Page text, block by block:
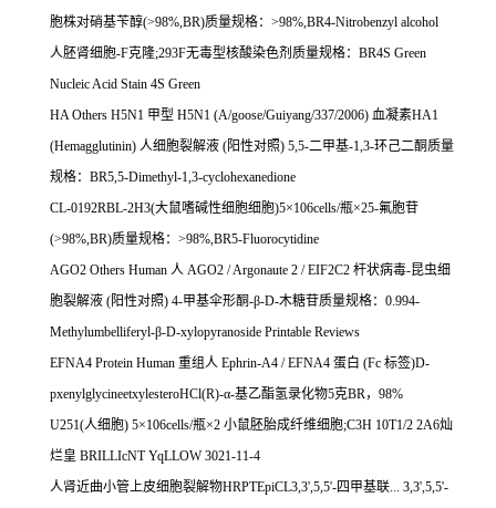
胞株对硝基苄醇(>98%,BR)质量规格： >98%,BR4-Nitrobenzyl alcohol
人胚肾细胞-F克隆;293F无毒型核酸染色剂质量规格： BR4S Green
Nucleic Acid Stain 4S Green
HA Others H5N1 甲型 H5N1 (A/goose/Guiyang/337/2006) 血凝素HA1
(Hemagglutinin) 人细胞裂解液 (阳性对照) 5,5-二甲基-1,3-环己二酮质量
规格： BR5,5-Dimethyl-1,3-cyclohexanedione
CL-0192RBL-2H3(大鼠嗜碱性细胞细胞)5×106cells/瓶×25-氟胞苷
(>98%,BR)质量规格： >98%,BR5-Fluorocytidine
AGO2 Others Human 人 AGO2 / Argonaute 2 / EIF2C2 杆状病毒-昆虫细
胞裂解液 (阳性对照) 4-甲基伞形酮-β-D-木糖苷质量规格： 0.994-
Methylumbelliferyl-β-D-xylopyranoside Printable Reviews
EFNA4 Protein Human 重组人 Ephrin-A4 / EFNA4 蛋白 (Fc 标签)D-
pxenylglycineetxylesteroHCl(R)-α-基乙酯氢录化物5克BR， 98%
U251(人细胞) 5×106cells/瓶×2 小鼠胚胎成纤维细胞;C3H 10T1/2 2A6灿
烂皇 BRILLIcNT YqLLOW 3021-11-4
人肾近曲小管上皮细胞裂解物HRPTEpiCL3,3',5,5'-四甲基联... 3,3',5,5'-